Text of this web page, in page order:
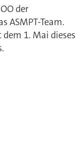
der
ASMPT-Team.
1. Mai dieses